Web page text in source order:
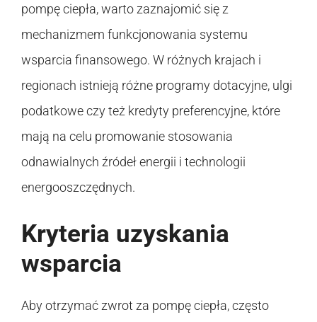
pompę ciepła, warto zaznajomić się z
mechanizmem funkcjonowania systemu
wsparcia finansowego. W różnych krajach i
regionach istnieją różne programy dotacyjne, ulgi
podatkowe czy też kredyty preferencyjne, które
mają na celu promowanie stosowania
odnawialnych źródeł energii i technologii
energooszczędnych.
Kryteria uzyskania
wsparcia
Aby otrzymać zwrot za pompę ciepła, często